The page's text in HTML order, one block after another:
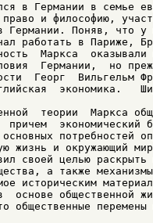
в Германии в семье
и философию,
Германии. Поняв, что у
работать в Париже,
Маркса
Германии,  но
Георг  Вильгельм
экономика.
теории  Маркса
причем  экономический
основных потребностей
жизнь и окружающий
своей целью
а также
историческим
основе общественной
общественные перемены